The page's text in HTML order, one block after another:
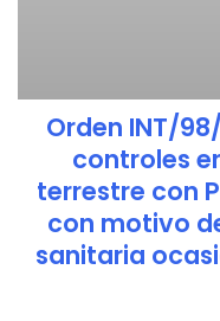
Orden INT/
controles
terrestre con
con motivo
sanitaria